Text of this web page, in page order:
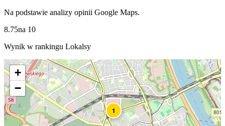
Na podstawie analizy opinii Google Maps.
8.75na 10
Wynik w rankingu Lokalsy
1
+
−